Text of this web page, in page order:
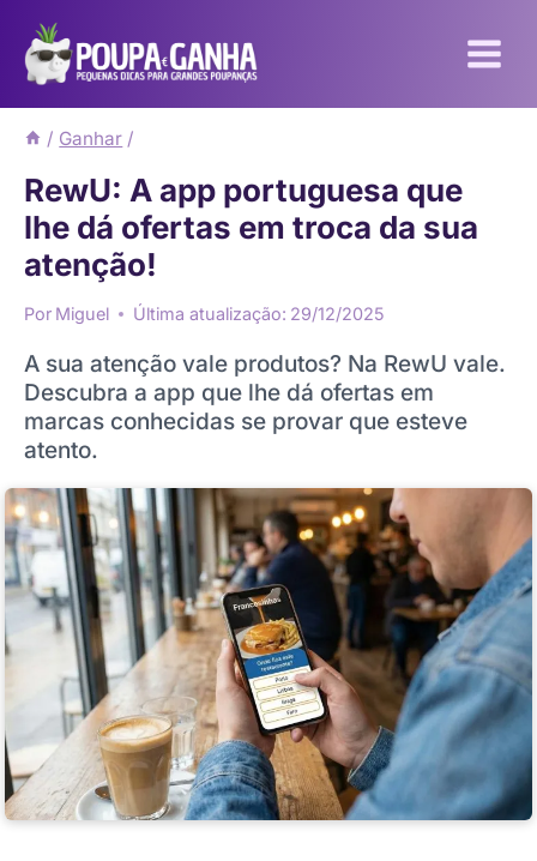
para
Conteúdo
/ Ganhar /
RewU: A app portuguesa que
lhe dá ofertas em troca da sua
atenção!
Por Miguel Última atualização: 29/12/2025
A sua atenção vale produtos? Na RewU vale.
Descubra a app que lhe dá ofertas em
marcas conhecidas se provar que esteve
atento.